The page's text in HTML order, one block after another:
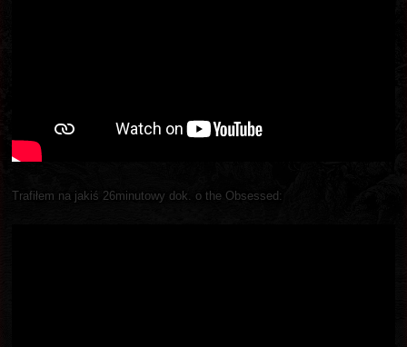
Trafiłem na jakiś 26minutowy dok. o the Obsessed: